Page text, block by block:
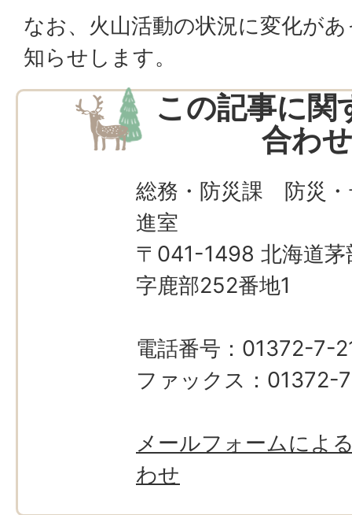
なお、火山活動の状況に変化が
知らせします。
この記事に関
合わ
総務・防災課 防災・
進室
〒041-1498 北海道茅
字鹿部252番地1
電話番号：01372-7-
ファックス：01372-
メールフォームによ
わせ